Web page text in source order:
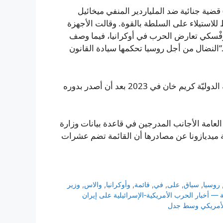
جنائية ضد الملياردير المنفي ميخائيل
على السلطة بالقوة. وقالت الأجهزة
تعارض الحرب في أوكرانيا، فيما وصف
من أجل روسيا تحكمها سيادة القانون
أصدرت موسكو أيضاً مذكِّرة توقيف لمدّعي المحكمة الجنائية الدوليّة كريم خان في 2023 بعد أن أصدر بدوره
الأجانب المدرجين في قاعدة بيانات وزارة
ميديازونا عن مصادرها أن القائمة تضم عشرات
روسيا, سياق, على, في, قائمة, وأوكرانيا, والاس, وزير
الحرب الأمريكية‑الإسرائيلية على إيران
الأمريكي وسط جدل